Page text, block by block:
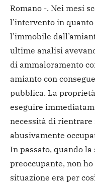
Romano -. Nei mesi
l’intervento in
l’immobile
ultime analisi
di ammaloramento
amianto con
pubblica. La
eseguire
necessità di rientrare
abusivamente
In passato, quando
preoccupante, non
situazione era per